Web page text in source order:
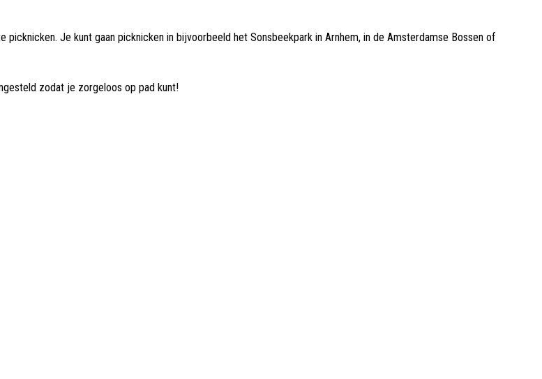
Je kunt gaan picknicken in bijvoorbeeld het Sonsbeekpark in Arnhem, in de Amsterdamse Bossen of
zodat je zorgeloos op pad kunt!